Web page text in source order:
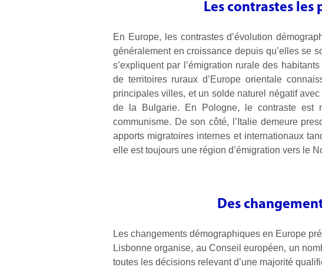
Les contrastes les
En Europe, les contrastes d’évolution
généralement en croissance depuis qu’elles se
s’expliquent par l’émigration rurale des
de territoires ruraux d’Europe orientale
principales villes, et un solde naturel négatif
de la Bulgarie. En Pologne, le contraste est
communisme. De son côté, l’Italie demeure
apports migratoires internes et internationaux
elle est toujours une région d’émigration vers le
Des
Les changements démographiques en Europe
Lisbonne organise, au Conseil européen, un
toutes les décisions relevant d’une majorité